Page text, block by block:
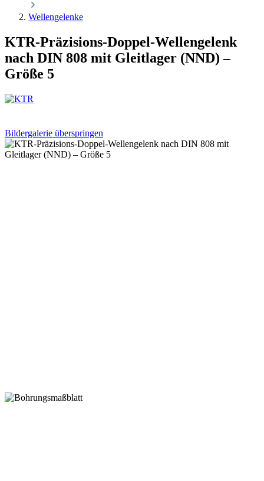
Wellengelenke
KTR-Präzisions-Doppel-Wellengelenk
nach DIN 808 mit Gleitlager (NND) –
Größe 5
Bildergalerie überspringen